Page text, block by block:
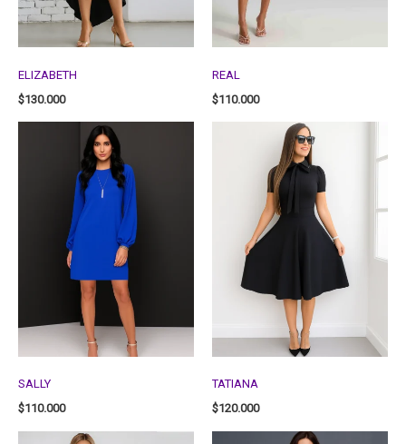
ELIZABETH
$130.000
REAL
$110.000
SALLY
$110.000
TATIANA
$120.000